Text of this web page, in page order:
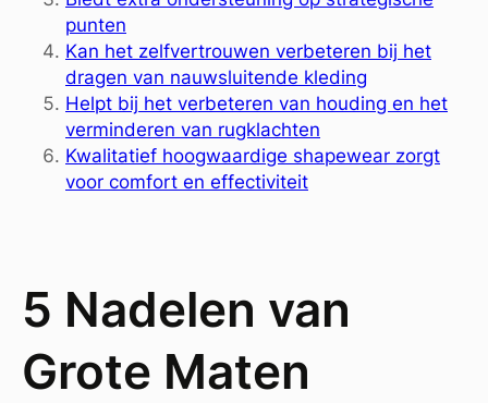
punten
Kan het zelfvertrouwen verbeteren bij het
dragen van nauwsluitende kleding
Helpt bij het verbeteren van houding en het
verminderen van rugklachten
Kwalitatief hoogwaardige shapewear zorgt
voor comfort en effectiviteit
5 Nadelen van
Grote Maten